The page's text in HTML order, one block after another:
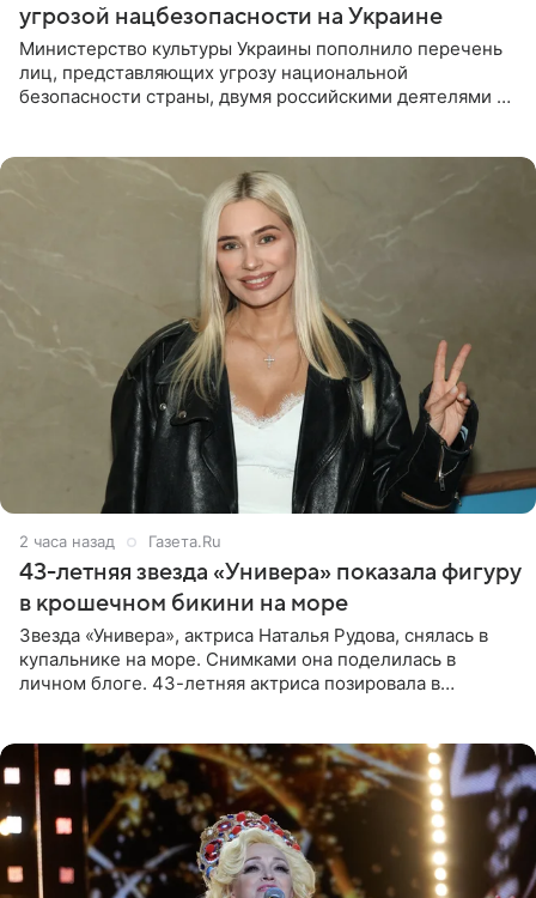
угрозой нацбезопасности на Украине
Министерство культуры Украины пополнило перечень
лиц, представляющих угрозу национальной
безопасности страны, двумя российскими деятелями —
2 часа назад Газета.Ru
43-летняя звезда «Универа» показала фигуру
в крошечном бикини на море
Звезда «Универа», актриса Наталья Рудова, снялась в
купальнике на море. Снимками она поделилась в
личном блоге. 43-летняя актриса позировала в